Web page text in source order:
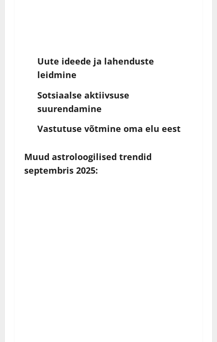
Uute ideede ja lahenduste
leidmine
Sotsiaalse aktiivsuse
suurendamine
Vastutuse võtmine oma elu eest
Muud astroloogilised trendid
septembris 2025: